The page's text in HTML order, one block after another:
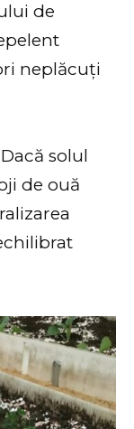
de
neplăcuți
solul
de ouă